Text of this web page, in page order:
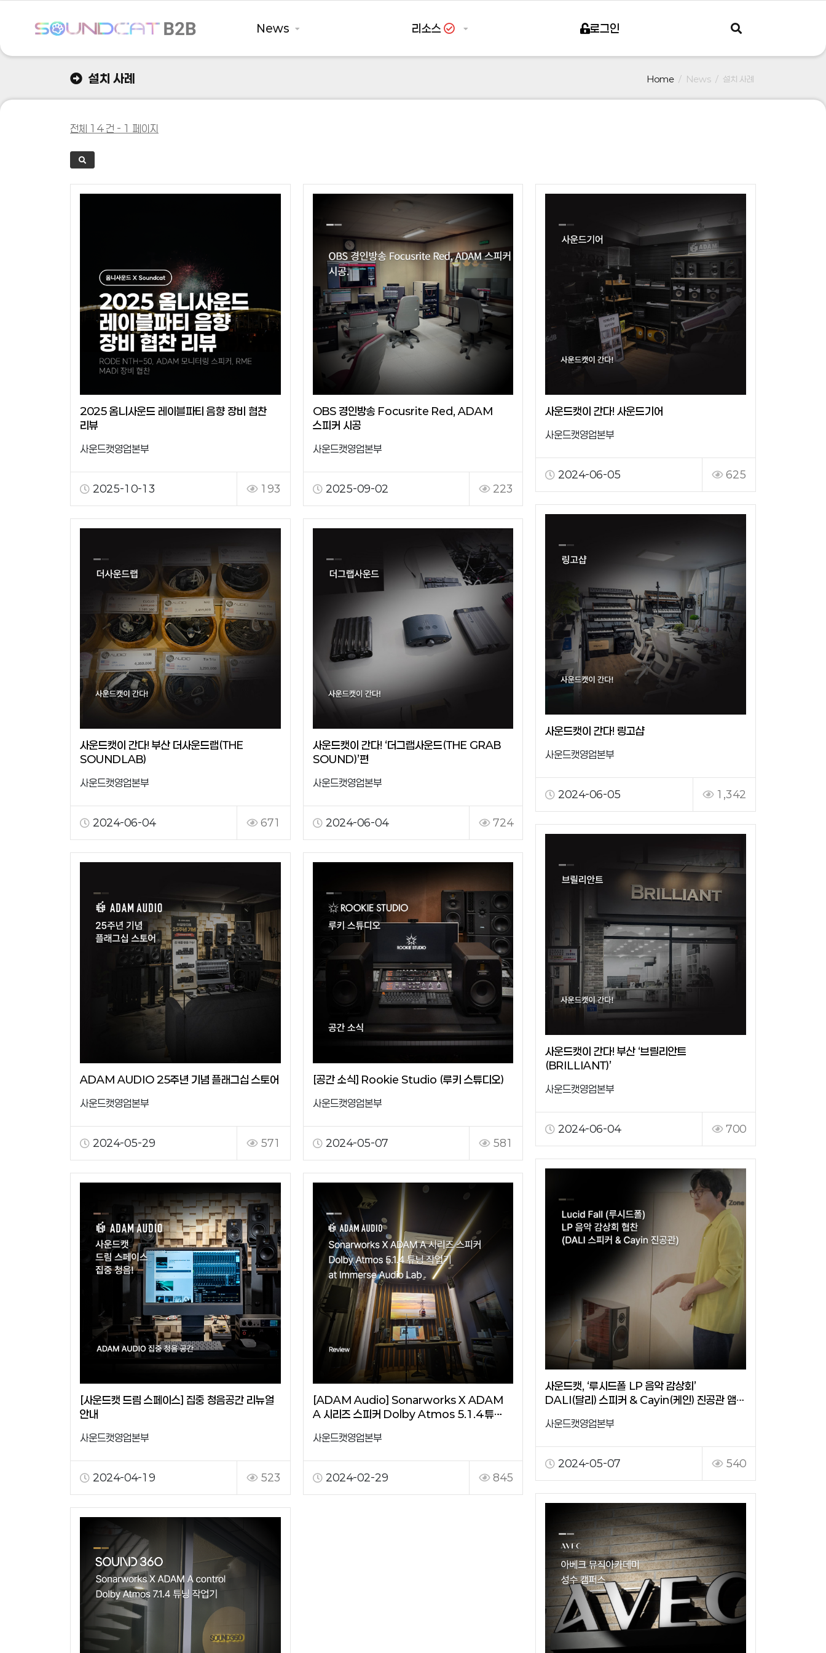
News 리소스 로그인
설치 사례 Home News 설치 사례
MAKE & PLAY
전체 14 건 - 1 페이지
2025 옴니사운드 레이블파티 음향 장비 협찬
리뷰
사운드캣영업본부
2025-10-13 193
OBS 경인방송 Focusrite Red, ADAM
스피커 시공
사운드캣영업본부
2025-09-02 223
사운드캣이 간다! 사운드기어
사운드캣영업본부
2024-06-05 625
사운드캣이 간다! 링고샵
사운드캣영업본부
2024-06-05 1,342
사운드캣이 간다! 부산 더사운드랩(THE
SOUNDLAB)
사운드캣영업본부
2024-06-04 671
사운드캣이 간다! ‘더그랩사운드(THE GRAB
SOUND)’편
사운드캣영업본부
2024-06-04 724
사운드캣이 간다! 부산 ‘브릴리안트
(BRILLIANT)’
사운드캣영업본부
2024-06-04 700
ADAM AUDIO 25주년 기념 플래그십 스토어
사운드캣영업본부
2024-05-29 571
[공간 소식] Rookie Studio (루키 스튜디오)
사운드캣영업본부
2024-05-07 581
사운드캣, ‘루시드폴 LP 음악 감상회’
DALI(달리) 스피커 & Cayin(케인) 진공관 앰프
사운드캣영업본부
2024-05-07 540
[사운드캣 드림 스페이스] 집중 청음공간 리뉴얼
안내
사운드캣영업본부
2024-04-19 523
[ADAM Audio] Sonarworks X ADAM
A 시리즈 스피커 Dolby Atmos 5.1.4 튜…
사운드캣영업본부
2024-02-29 845